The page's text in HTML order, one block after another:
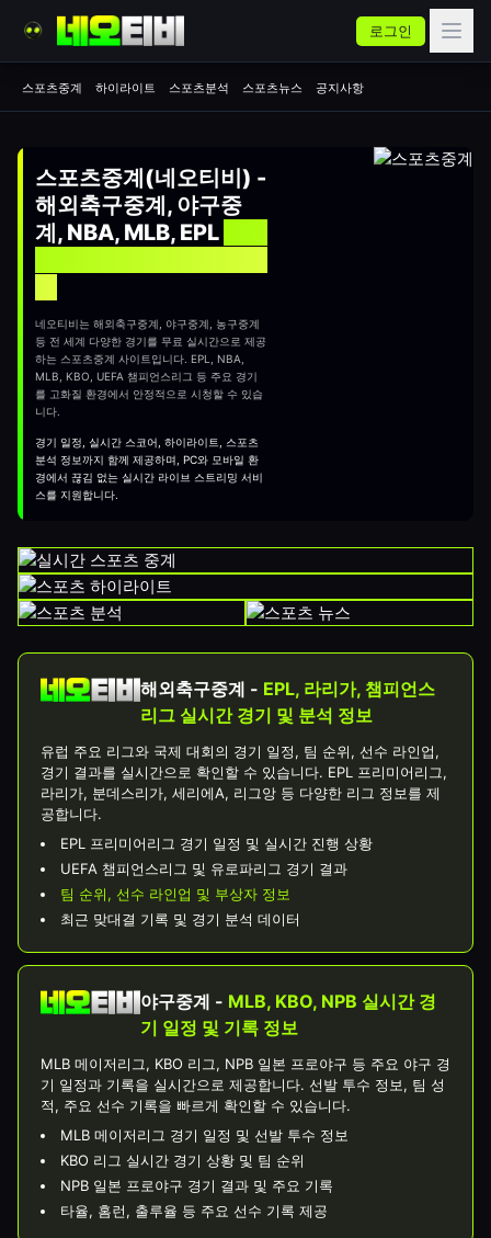
로그인
스포츠중계 하이라이트 스포츠분석 스포츠뉴스 공지사항
스포츠중계(네오티비) -
해외축구중계, 야구중
계, NBA, MLB, EPL
네오티비는 해외축구중계, 야구중계, 농구중계
등 전 세계 다양한 경기를 무료 실시간으로 제공
하는 스포츠중계 사이트입니다. EPL, NBA,
MLB, KBO, UEFA 챔피언스리그 등 주요 경기
를 고화질 환경에서 안정적으로 시청할 수 있습
니다.
경기 일정, 실시간 스코어, 하이라이트, 스포츠
분석 정보까지 함께 제공하며, PC와 모바일 환
경에서 끊김 없는 실시간 라이브 스트리밍 서비
스를 지원합니다.
해외축구중계 - EPL, 라리가, 챔피언스
리그 실시간 경기 및 분석 정보
유럽 주요 리그와 국제 대회의 경기 일정, 팀 순위, 선수 라인업,
경기 결과를 실시간으로 확인할 수 있습니다. EPL 프리미어리그,
라리가, 분데스리가, 세리에A, 리그앙 등 다양한 리그 정보를 제
공합니다.
EPL 프리미어리그 경기 일정 및 실시간 진행 상황
UEFA 챔피언스리그 및 유로파리그 경기 결과
팀 순위, 선수 라인업 및 부상자 정보
최근 맞대결 기록 및 경기 분석 데이터
야구중계 - MLB, KBO, NPB 실시간 경
기 일정 및 기록 정보
MLB 메이저리그, KBO 리그, NPB 일본 프로야구 등 주요 야구 경
기 일정과 기록을 실시간으로 제공합니다. 선발 투수 정보, 팀 성
적, 주요 선수 기록을 빠르게 확인할 수 있습니다.
MLB 메이저리그 경기 일정 및 선발 투수 정보
KBO 리그 실시간 경기 상황 및 팀 순위
NPB 일본 프로야구 경기 결과 및 주요 기록
타율, 홈런, 출루율 등 주요 선수 기록 제공